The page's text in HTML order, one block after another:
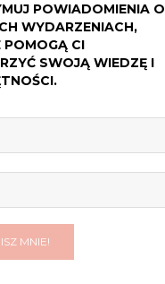
POWIADOMIENIA O
WYDARZENIACH,
POMOGĄ CI
SWOJĄ WIEDZĘ I